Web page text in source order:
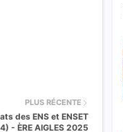
PLUS RÉCENTE
des ENS et ENSET
- ÈRE AIGLES 2025